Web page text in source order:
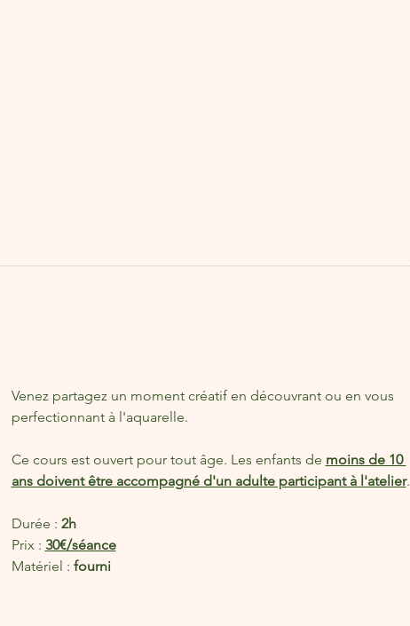
Venez partagez un moment créatif en découvrant ou en vous
perfectionnant à l'aquarelle.
Ce cours est ouvert pour tout âge. Les enfants de moins de 10
ans doivent être accompagné d'un adulte participant à l'atelier.
Durée : 2h
Prix : 30€/séance
Matériel : fourni